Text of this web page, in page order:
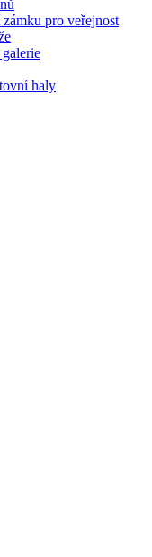
pro veřejnost
haly